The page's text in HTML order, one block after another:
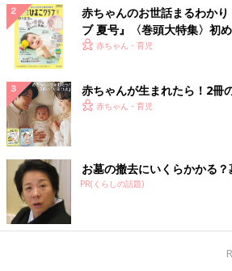
だけどめちゃくちゃためになるなァ。ハ
ことしかできないが編集さんのお話はこ
た。
ちなみにこの連載はたまひよから『マダム
常』というテーマで依頼されている。ごめ
（つづく）
こみが止まらない
怖！エンドレス立っ
オレたちの育児はこれか
る、慄く、ハートフル
話 恐怖！エンドレス
赤ちゃんのお世話まるわか
ブ 夏号』〈巻頭大特集〉初
く！ おっぱい・ミルクの基
赤ちゃん・育児
赤ちゃんが生まれたら！2冊
赤ちゃん・育児
お墓の撤去にいくらかかる
PR(くらしの話題)